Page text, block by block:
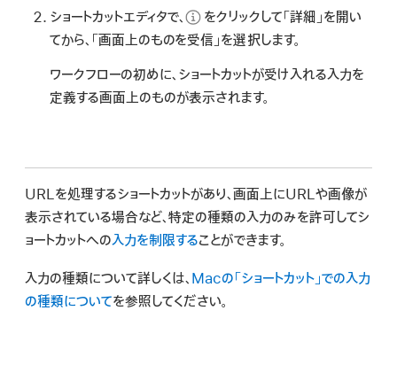
ショートカットエディタで、
をクリックして「詳細」を開い
てから、「画面上のものを受信」を選択します。
ワークフローの初めに、ショートカットが受け入れる入力を
定義する画面上のものが表示されます。
URLを処理するショートカットがあり、画面上にURLや画像が
表示されている場合など、特定の種類の入力のみを許可してシ
ョートカットへの入力を制限することができます。
入力の種類について詳しくは、 Macの「ショートカット」での入力
の種類についてを参照してください。